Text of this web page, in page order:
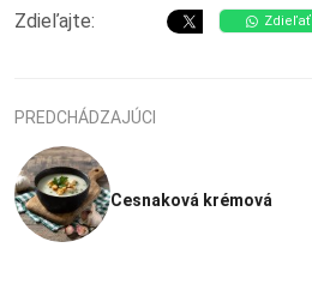
Zdieľajte: Zdieľať
PREDCHÁDZAJÚCI
Cesnaková krémová